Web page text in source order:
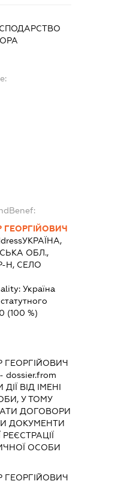
ГЕОРГІЙОВИЧ
УКРАЇНА,
ОБЛ.,
Н, СЕЛО
Україна
(100 %)
ГЕОРГІЙОВИЧ
- dossier.from
ВІД ІМЕНІ
У ТОМУ
ДОГОВОРИ
ДОКУМЕНТИ
ОСОБИ
ГЕОРГІЙОВИЧ